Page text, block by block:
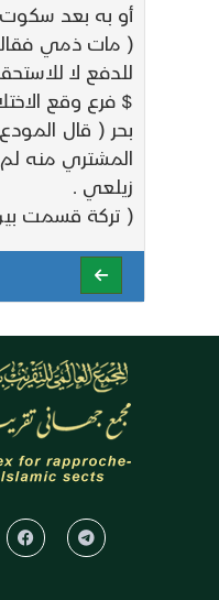
أو به بعد سكوت
( مات ذمي
للدفع لا
$ فرع وقع
بحر ( قال
المشتري منه لم
زيلعي .
( تركة قسمت بين